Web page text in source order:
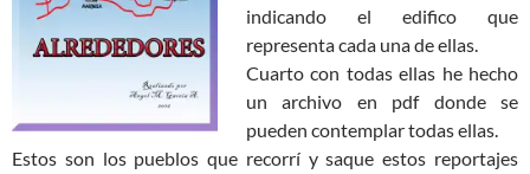
indicando el edifico que
representa cada una de ellas.
Cuarto con todas ellas he hecho
un archivo en pdf donde se
pueden contemplar todas ellas.
Estos son los pueblos que recorrí y saque estos reportajes